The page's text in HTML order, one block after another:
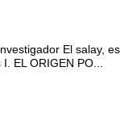
El salay, es
EL ORIGEN PO...